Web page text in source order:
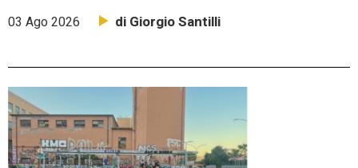
03 Ago 2026 di Giorgio Santilli